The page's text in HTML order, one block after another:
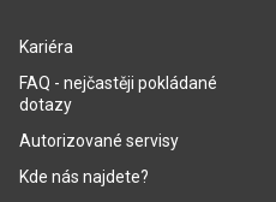
Kariéra
FAQ - nejčastěji pokládané
dotazy
Autorizované servisy
Kde nás najdete?